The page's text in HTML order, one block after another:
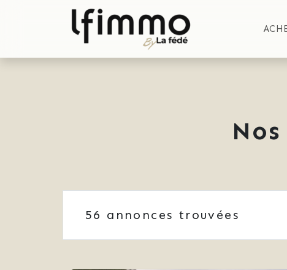
56 annonces trouvées